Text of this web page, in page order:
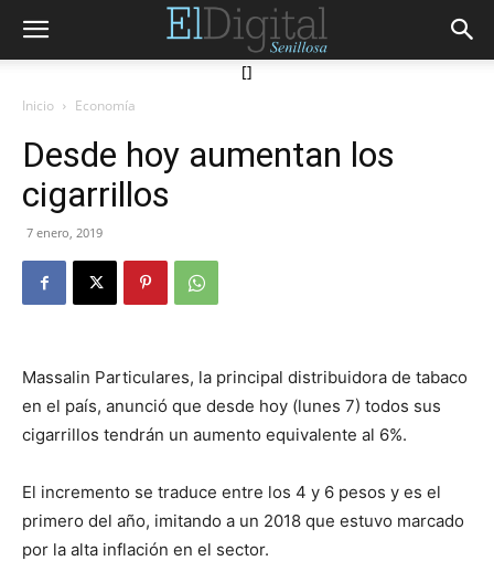
[]
Inicio Economía
Desde hoy aumentan los
cigarrillos
7 enero, 2019
Massalin Particulares, la principal distribuidora de tabaco
en el país, anunció que desde hoy (lunes 7) todos sus
cigarrillos tendrán un aumento equivalente al 6%.
El incremento se traduce entre los 4 y 6 pesos y es el
primero del año, imitando a un 2018 que estuvo marcado
por la alta inflación en el sector.